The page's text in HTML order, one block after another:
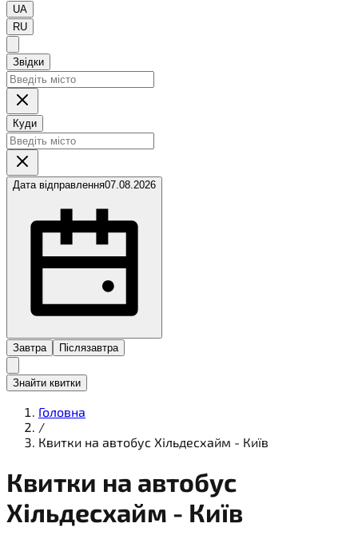
UA
RU
Звідки
Куди
Дата відправлення07.08.2026
Завтра Післязавтра
Знайти квитки
Головна
/
Квитки на автобус Хільдесхайм - Київ
Квитки на автобус
Хільдесхайм - Київ